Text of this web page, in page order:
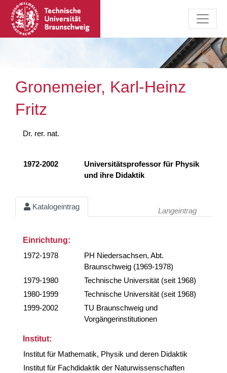
Gronemeier, Karl-Heinz
Fritz
Dr. rer. nat.
1972-2002
Universitätsprofessor für Physik
und ihre Didaktik
Katalogeintrag Langeintrag
Einrichtung:
1972-1978
PH Niedersachsen, Abt.
Braunschweig (1969-1978)
1979-1980
Technische Universität (seit 1968)
1980-1999
Technische Universität (seit 1968)
1999-2002
TU Braunschweig und
Vorgängerinstitutionen
Institut:
Institut für Mathematik, Physik und deren Didaktik
Institut für Fachdidaktik der Naturwissenschaften